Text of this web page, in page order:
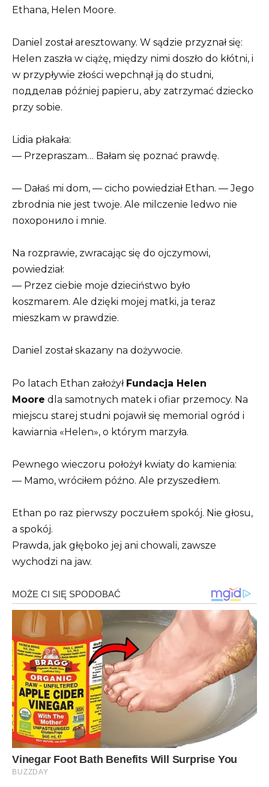
Ethana, Helen Moore.
Daniel został aresztowany. W sądzie przyznał się:
Helen zaszła w ciążę, między nimi doszło do kłótni, i
w przypływie złości wepchnął ją do studni,
подделав później papieru, aby zatrzymać dziecko
przy sobie.
Lidia płakała:
— Przepraszam… Bałam się poznać prawdę.
— Dałaś mi dom, — cicho powiedział Ethan. — Jego
zbrodnia nie jest twoje. Ale milczenie ledwo nie
похоронило i mnie.
Na rozprawie, zwracając się do ojczymowi,
powiedział:
— Przez ciebie moje dzieciństwo było
koszmarem. Ale dzięki mojej matki, ja teraz
mieszkam w prawdzie.
Daniel został skazany na dożywocie.
Po latach Ethan założył Fundacja Helen
Moore dla samotnych matek i ofiar przemocy. Na
miejscu starej studni pojawił się memorial ogród i
kawiarnia «Helen», o którym marzyła.
Pewnego wieczoru położył kwiaty do kamienia:
— Mamo, wróciłem późno. Ale przyszedłem.
Ethan po raz pierwszy poczułem spokój. Nie głosu,
a spokój.
Prawda, jak głęboko jej ani chowali, zawsze
wychodzi na jaw.